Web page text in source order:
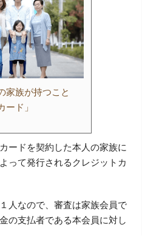
家族が持つこと
ド」
ードを契約した本人の家族に
って発行されるクレジットカ
人なので、審査は家族会員で
の支払者である本会員に対し